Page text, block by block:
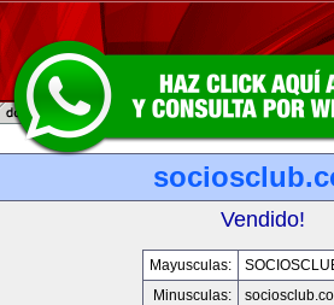
Vendido!
Mayusculas:
Minusculas: